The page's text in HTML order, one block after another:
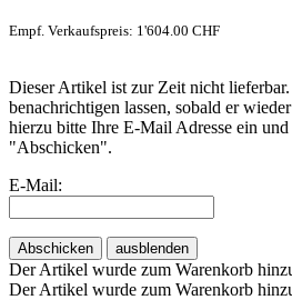
Empf. Verkaufspreis: 1'604.00 CHF
Dieser Artikel ist zur Zeit nicht
benachrichtigen lassen, sobald er
hierzu bitte Ihre E-Mail Adresse ein
"Abschicken".
E-Mail:
Abschicken ausblenden
Der Artikel wurde zum Warenkorb
Der Artikel wurde zum Warenkorb